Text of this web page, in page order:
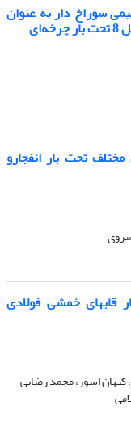
سوراخ دار به عنوان
تحت بار انفجارو
قابهای خمشی فولادی
اسور، محمد رضایی